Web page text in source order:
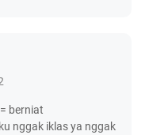
berniat
nggak iklas ya nggak